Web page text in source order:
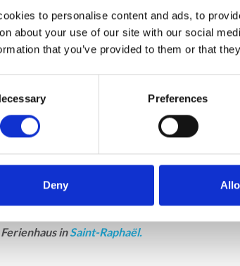
to personalise content and ads, to
about your use of our site with our social
that you’ve provided to them or that
Preferences
Deny
schöne Sandstrände anzubieten und dann gibt es
Einkaufsmöglichkeiten und ganz viele
zur Nachbarstadt Fréjus nicht so besonders
Jeden Morgen gibt es einen Gemüse- und
man die Kirche, Eglise San Raféu, die im
Templerkirche bezeichnet, da der Turm an
ist sowohl von Innen und Außen sehr düster
mit einer großen Sammlung römischen
Stil,Notre-Dame-de-Victoire
, wurde
das den Eindruck dieser imposanten
inSaint-Raphaël.